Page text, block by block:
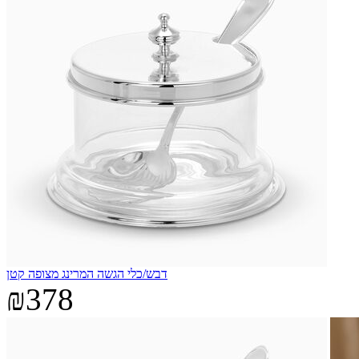
דבש/כלי הגשה המרינג מצופה קטן
₪378